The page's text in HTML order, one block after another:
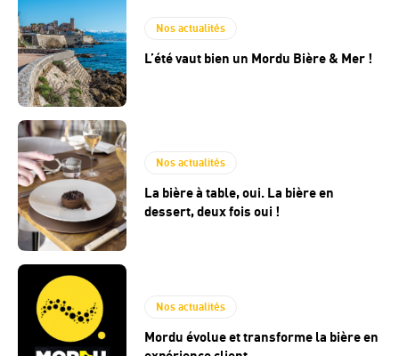
Nos actualités
L’été vaut bien un Mordu Bière & Mer !
Nos actualités
La bière à table, oui. La bière en
dessert, deux fois oui !
Nos actualités
Mordu évolue et transforme la bière en